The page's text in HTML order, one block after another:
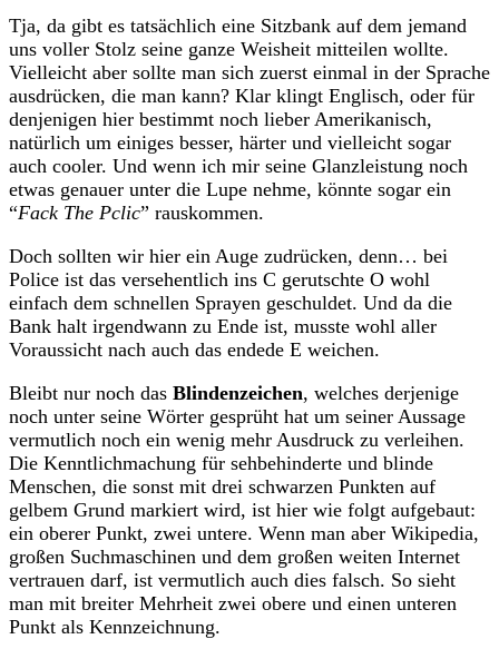
Tja, da gibt es tatsächlich eine Sitzbank auf dem jemand
uns voller Stolz seine ganze Weisheit mitteilen wollte.
Vielleicht aber sollte man sich zuerst einmal in der Sprache
ausdrücken, die man kann? Klar klingt Englisch, oder für
denjenigen hier bestimmt noch lieber Amerikanisch,
natürlich um einiges besser, härter und vielleicht sogar
auch cooler. Und wenn ich mir seine Glanzleistung noch
etwas genauer unter die Lupe nehme, könnte sogar ein
“Fack The Pclic” rauskommen.
Doch sollten wir hier ein Auge zudrücken, denn… bei
Police ist das versehentlich ins C gerutschte O wohl
einfach dem schnellen Sprayen geschuldet. Und da die
Bank halt irgendwann zu Ende ist, musste wohl aller
Voraussicht nach auch das endede E weichen.
Bleibt nur noch das Blindenzeichen, welches derjenige
noch unter seine Wörter gesprüht hat um seiner Aussage
vermutlich noch ein wenig mehr Ausdruck zu verleihen.
Die Kenntlichmachung für sehbehinderte und blinde
Menschen, die sonst mit drei schwarzen Punkten auf
gelbem Grund markiert wird, ist hier wie folgt aufgebaut:
ein oberer Punkt, zwei untere. Wenn man aber Wikipedia,
großen Suchmaschinen und dem großen weiten Internet
vertrauen darf, ist vermutlich auch dies falsch. So sieht
man mit breiter Mehrheit zwei obere und einen unteren
Punkt als Kennzeichnung.